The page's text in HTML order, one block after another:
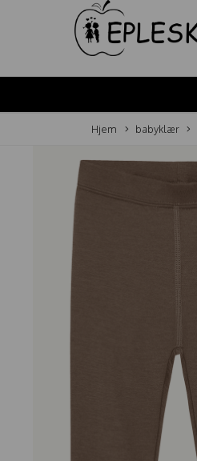
Hjem babyklær